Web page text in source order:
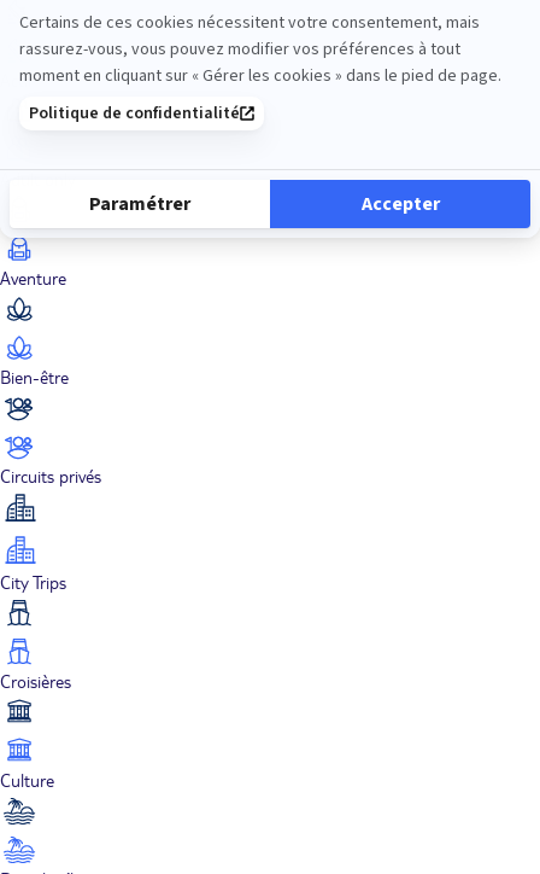
Actif
Aventure
Bien-être
Circuits privés
City Trips
Croisières
Culture